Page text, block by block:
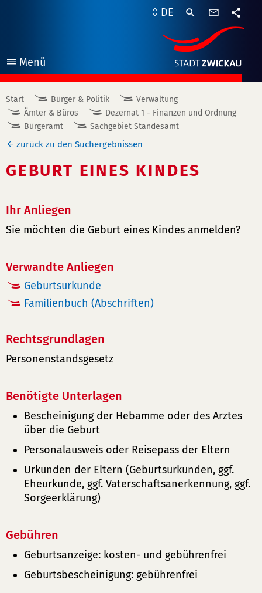
Menü
öffnen
DE
Start Bürger & Politik
Verwaltung
Ämter & Büros
Dezernat 1 - Finanzen und Ordnung
Bürgeramt
Sachgebiet Standesamt
zurück zu den Suchergebnissen
GEBURT EINES KINDES
Ihr Anliegen
Sie möchten die Geburt eines Kindes anmelden?
Verwandte Anliegen
Geburtsurkunde
Familienbuch (Abschriften)
Rechtsgrundlagen
Personenstandsgesetz
Benötigte Unterlagen
Bescheinigung der Hebamme oder des Arztes
über die Geburt
Personalausweis oder Reisepass der Eltern
Urkunden der Eltern (Geburtsurkunden, ggf.
Eheurkunde, ggf. Vaterschaftsanerkennung, ggf.
Sorgeerklärung)
Gebühren
Geburtsanzeige: kosten- und gebührenfrei
Geburtsbescheinigung: gebührenfrei